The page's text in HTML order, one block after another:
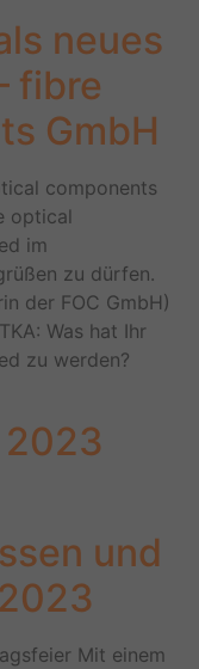
neues
fibre
GmbH
components
optical
im
zu dürfen.
der FOC GmbH)
Was hat Ihr
zu werden?
und
Mit einem